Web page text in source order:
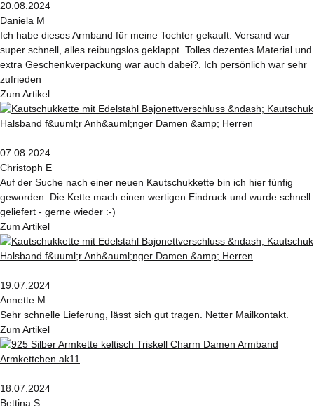
20.08.2024
Daniela M
Ich habe dieses Armband für meine Tochter gekauft. Versand war
super schnell, alles reibungslos geklappt. Tolles dezentes Material und
extra Geschenkverpackung war auch dabei?. Ich persönlich war sehr
zufrieden
Zum Artikel
07.08.2024
Christoph E
Auf der Suche nach einer neuen Kautschukkette bin ich hier fünfig
geworden. Die Kette mach einen wertigen Eindruck und wurde schnell
geliefert - gerne wieder :-)
Zum Artikel
19.07.2024
Annette M
Sehr schnelle Lieferung, lässt sich gut tragen. Netter Mailkontakt.
Zum Artikel
18.07.2024
Bettina S